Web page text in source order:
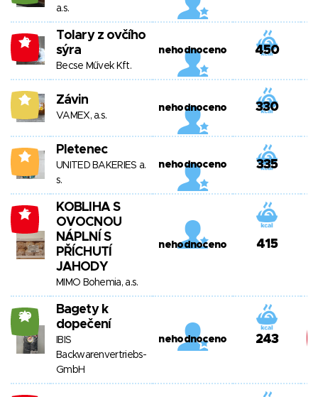
a.s.
-2
Tolary z ovčího
sýra
Becse Művek Kft.
nehodnoceno 450
9 Závin
VAMEX, a.s.
nehodnoceno 330
2 Pletenec
UNITED BAKERIES a.
s.
nehodnoceno 335
-6
KOBLIHA S
OVOCNOU
NÁPLNÍ S
PŘÍCHUTÍ
JAHODY
MIMO Bohemia, a.s.
nehodnoceno 415
20
Bagety k
dopečení
IBIS
Backwarenvertriebs-
GmbH
nehodnoceno 243